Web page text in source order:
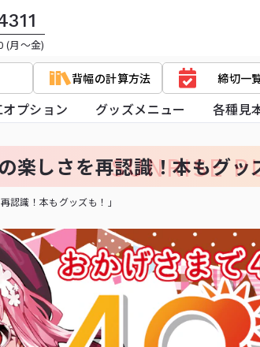
(月～金)
背幅の計算方法 締切一
プション グッズメニュー 各種見
楽しさを再認識！本もグッ
SUNRISE
認識！本もグッズも！」